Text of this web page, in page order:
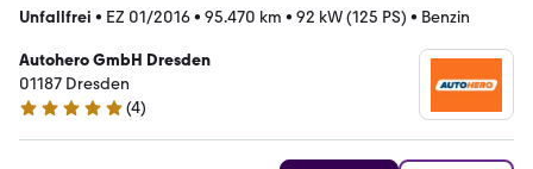
Unfallfrei • EZ 01/2016• 95.470 km • 92 kW (125 PS) • Benzin
Autohero GmbH Dresden
01187 Dresden
5 Sterne
(4)